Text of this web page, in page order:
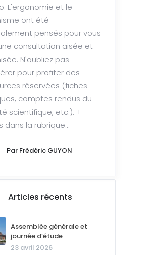
L'ergonomie et le
ont été
pensés pour vous
consultation aisée et
N'oubliez pas
pour profiter des
réservées (fiches
comptes rendus du
scientifique, etc.). +
dans la rubrique...
Par Frédéric GUYON
Articles récents
Assemblée générale et
journée d’étude
23 avril 2026